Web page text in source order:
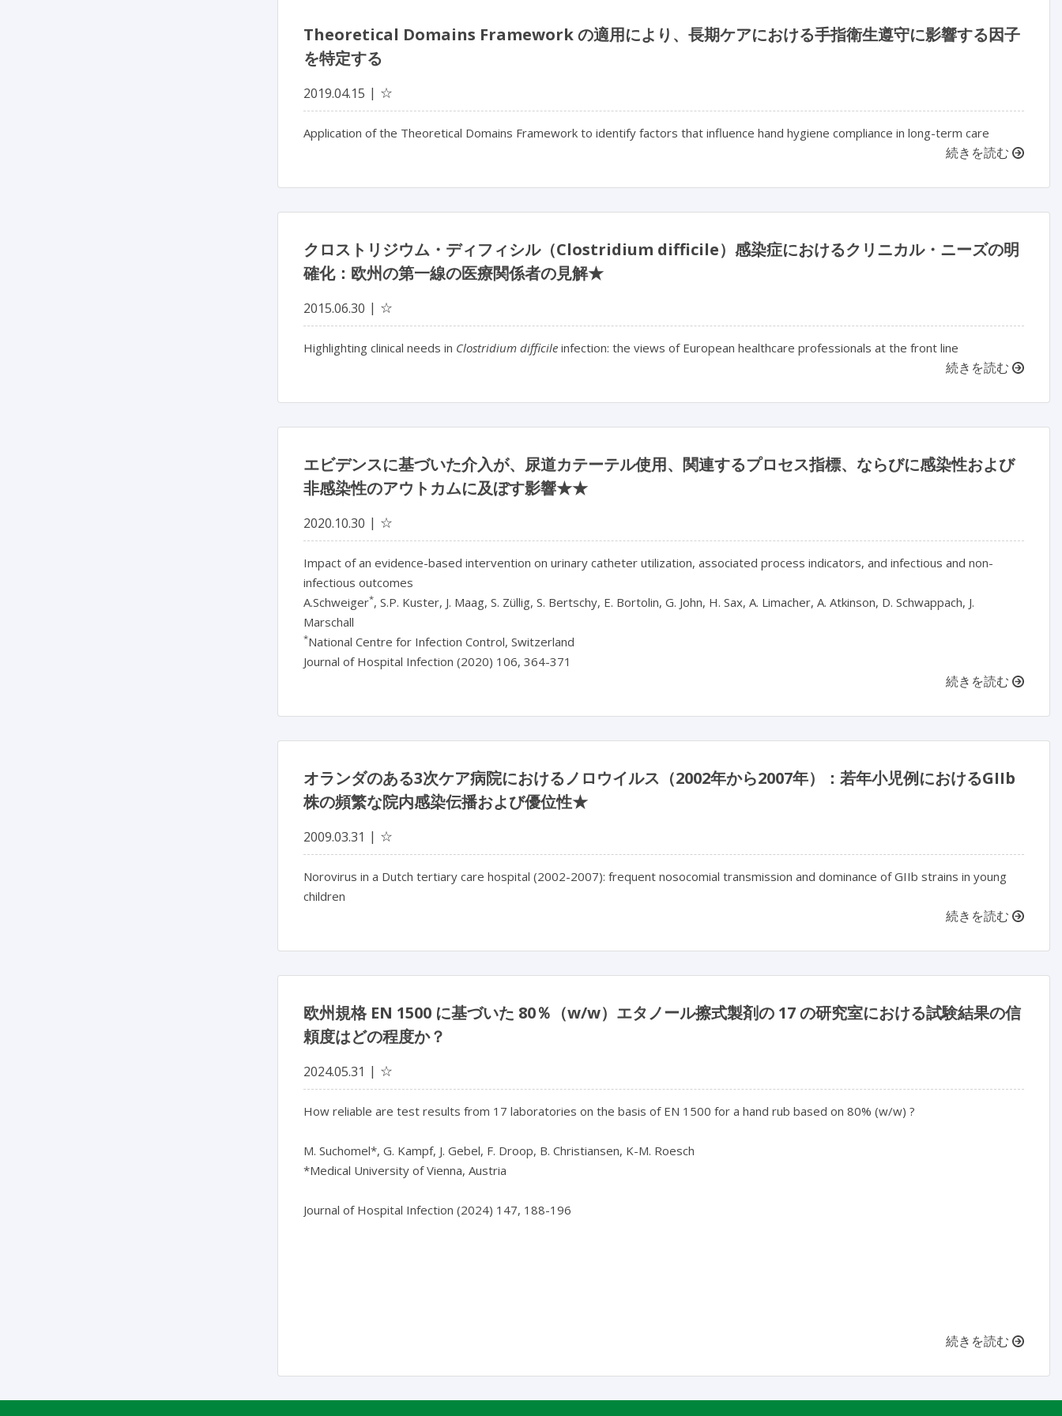
Theoretical Domains Framework の適用により、長期ケアにおける手指衛生遵守に影響する因子
を特定する
2019.04.15 ☆
Application of the Theoretical Domains Framework to identify factors that influence hand hygiene compliance in long-term care
続きを読む
クロストリジウム・ディフィシル（Clostridium difficile）感染症におけるクリニカル・ニーズの明
確化：欧州の第一線の医療関係者の見解★
2015.06.30 ☆
Highlighting clinical needs in Clostridium difficile infection: the views of European healthcare professionals at the front line
続きを読む
エビデンスに基づいた介入が、尿道カテーテル使用、関連するプロセス指標、ならびに感染性および
非感染性のアウトカムに及ぼす影響★★
2020.10.30 ☆
Impact of an evidence-based intervention on urinary catheter utilization, associated process indicators, and infectious and non-
infectious outcomes
A.Schweiger*, S.P. Kuster, J. Maag, S. Züllig, S. Bertschy, E. Bortolin, G. John, H. Sax, A. Limacher, A. Atkinson, D. Schwappach, J.
Marschall
*National Centre for Infection Control, Switzerland
Journal of Hospital Infection (2020) 106, 364-371
続きを読む
オランダのある3次ケア病院におけるノロウイルス（2002年から2007年）：若年小児例におけるGIIb
株の頻繁な院内感染伝播および優位性★
2009.03.31 ☆
Norovirus in a Dutch tertiary care hospital (2002-2007): frequent nosocomial transmission and dominance of GIIb strains in young
children
続きを読む
欧州規格 EN 1500 に基づいた 80％（w/w）エタノール擦式製剤の 17 の研究室における試験結果の信
頼度はどの程度か？
2024.05.31 ☆
How reliable are test results from 17 laboratories on the basis of EN 1500 for a hand rub based on 80% (w/w) ?
M. Suchomel*, G. Kampf, J. Gebel, F. Droop, B. Christiansen, K-M. Roesch
*Medical University of Vienna, Austria
Journal of Hospital Infection (2024) 147, 188-196
続きを読む